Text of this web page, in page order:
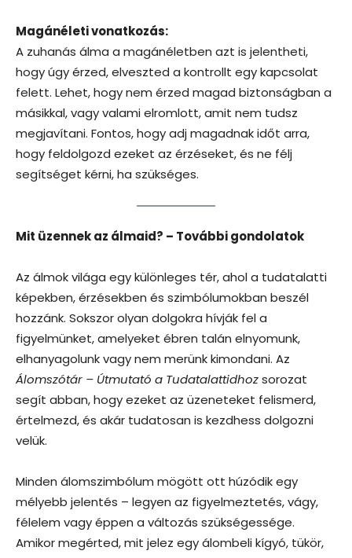
Magánéleti vonatkozás:
A zuhanás álma a magánéletben azt is jelentheti,
hogy úgy érzed, elveszted a kontrollt egy kapcsolat
felett. Lehet, hogy nem érzed magad biztonságban a
másikkal, vagy valami elromlott, amit nem tudsz
megjavítani. Fontos, hogy adj magadnak időt arra,
hogy feldolgozd ezeket az érzéseket, és ne félj
segítséget kérni, ha szükséges.
Mit üzennek az álmaid? – További gondolatok
Az álmok világa egy különleges tér, ahol a tudatalatti
képekben, érzésekben és szimbólumokban beszél
hozzánk. Sokszor olyan dolgokra hívják fel a
figyelmünket, amelyeket ébren talán elnyomunk,
elhanyagolunk vagy nem merünk kimondani. Az
Álomszótár – Útmutató a Tudatalattidhozsorozat
segít abban, hogy ezeket az üzeneteket felismerd,
értelmezd, és akár tudatosan is kezdhess dolgozni
velük.
Minden álomszimbólum mögött ott húzódik egy
mélyebb jelentés – legyen az figyelmeztetés, vágy,
félelem vagy éppen a változás szükségessége.
Amikor megérted, mit jelez egy álombeli kígyó, tükör,